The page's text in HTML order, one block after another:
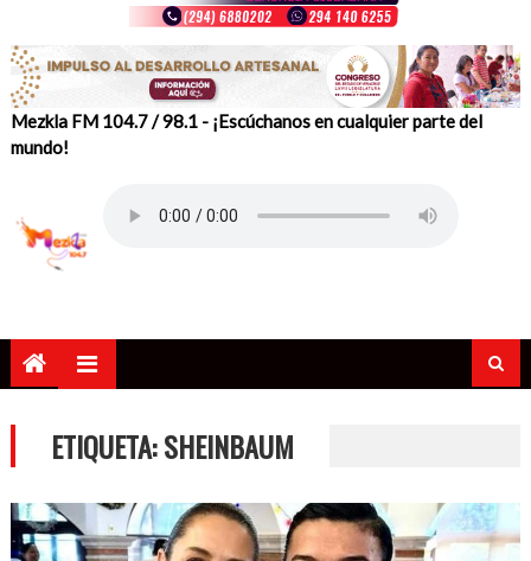
Mezkla FM 104.7 / 98.1 - ¡Escúchanos en cualquier parte del
mundo!
ETIQUETA:SHEINBAUM